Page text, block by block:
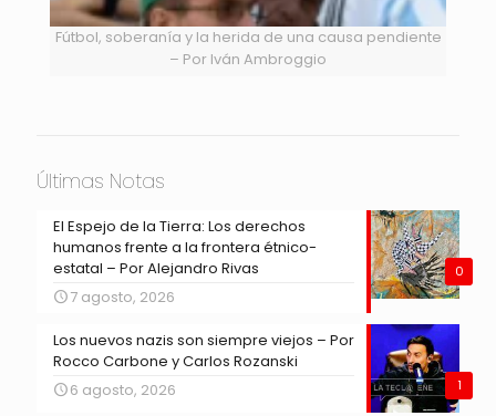
Fútbol, soberanía y la herida de una causa pendiente
– Por Iván Ambroggio
Últimas Notas
0
El Espejo de la Tierra: Los derechos
humanos frente a la frontera étnico-
estatal – Por Alejandro Rivas
7 agosto, 2026
1
Los nuevos nazis son siempre viejos – Por
Rocco Carbone y Carlos Rozanski
6 agosto, 2026